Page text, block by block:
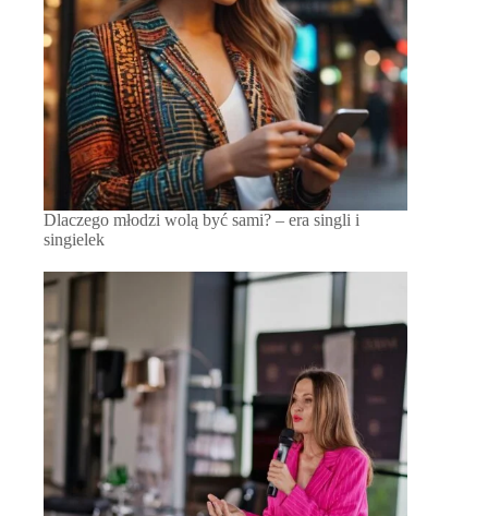
Dlaczego młodzi wolą być sami? – era singli i
singielek